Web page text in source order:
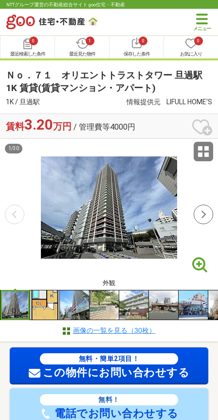
NTTグループ運営の不動産総合サイト goo住宅・不動産
0
最近検索した条件
1
最近見た物件
0
保存した条件
0
お気に入り
Ｎｏ．７１ オリエントトラストタワー 旦過駅
1K 賃貸(賃貸マンション・アパート)
1K / 旦過駅 情報提供元 LIFULL HOME'S
賃料3.20万円 / 管理費等4000円
外観
1 /30
画像の一覧を見る（30枚）
無料・簡単2項目！
この物件にお問い合わせする
無料！
電話でお問い合わせする